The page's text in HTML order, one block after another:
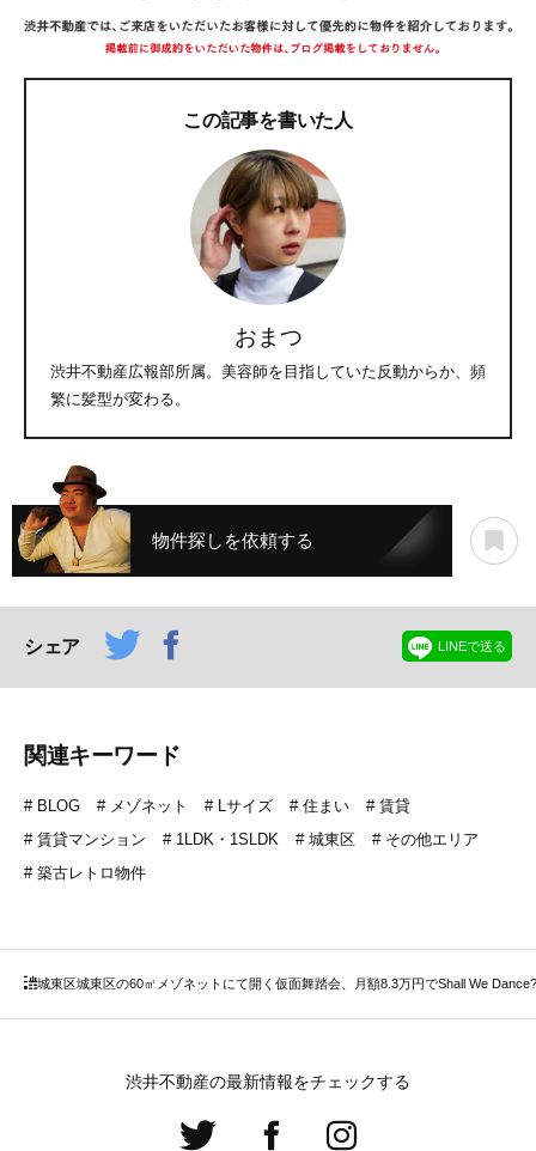
この記事を書いた人
おまつ
渋井不動産広報部所属。美容師を目指していた反動からか、頻
繁に髪型が変わる。
物件探しを依頼する
シェア LINEで送る
関連キーワード
BLOG メゾネット Lサイズ 住まい
賃貸
賃貸マンション
1LDK・1SLDK 城東区
その他エリア
築古レトロ物件
城東区の60㎡メゾネットにて開く仮面舞踏会、月額8.3万円でShall We Dance?
城東区
渋井不動産の最新情報をチェックする